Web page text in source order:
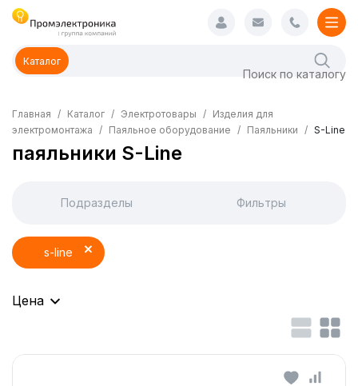
Каталог
Главная Каталог Электротовары
Изделия для
электромонтажа
Паяльное оборудование Паяльники S-Line
паяльники S-Line
Подразделы Фильтры
s-line
Цена